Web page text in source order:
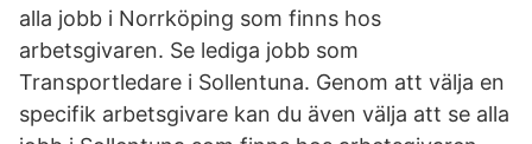
alla jobb i Norrköping som finns hos
arbetsgivaren. Se lediga jobb som
Transportledare i Sollentuna. Genom att välja en
specifik arbetsgivare kan du även välja att se alla